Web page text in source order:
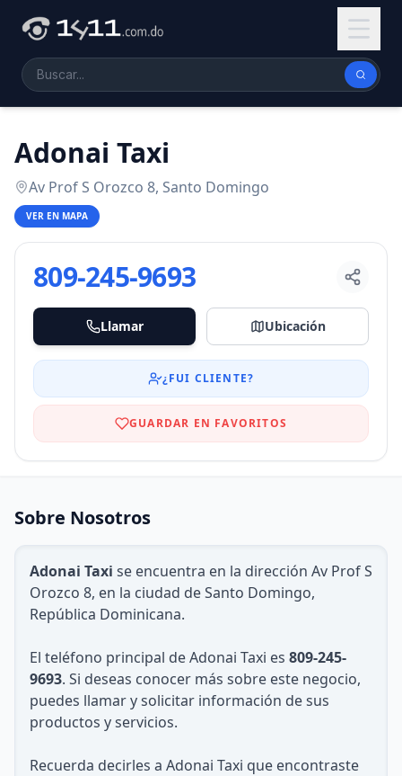
Adonai Taxi
Av Prof S Orozco 8, Santo Domingo
VER EN MAPA
809-245-9693
Llamar Ubicación
¿FUI CLIENTE?
GUARDAR EN FAVORITOS
Sobre Nosotros
Adonai Taxi se encuentra en la dirección Av Prof S
Orozco 8, en la ciudad de Santo Domingo,
República Dominicana.
El teléfono principal de Adonai Taxi es 809-245-
9693. Si deseas conocer más sobre este negocio,
puedes llamar y solicitar información de sus
productos y servicios.
Recuerda decirles a Adonai Taxi que encontraste